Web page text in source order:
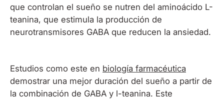
que controlan el sueño se nutren del aminoácido L-
teanina, que estimula la producción de
neurotransmisores GABA que reducen la ansiedad.
Estudios como este en biología farmacéutica
demostrar una mejor duración del sueño a partir de
la combinación de GABA y l-teanina. Este